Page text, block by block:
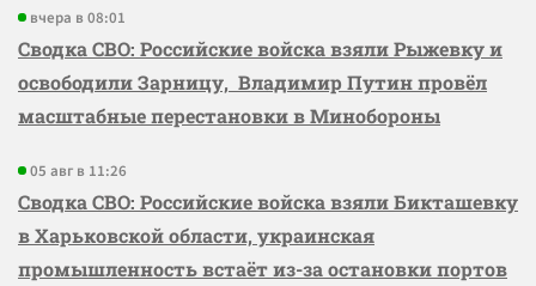
вчера в 08:01
Сводка СВО: Российские войска взяли Рыжевку и
освободили Зарницу, Владимир Путин провёл
масштабные перестановки в Минобороны
05 авг в 11:26
Сводка СВО: Российские войска взяли Бикташевку
в Харьковской области, украинская
промышленность встаёт из-за остановки портов